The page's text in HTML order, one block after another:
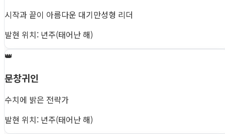
시작과 끝이 아름다운 대기만성형 리더
발현 위치: 년주(태어난 해)
👑
문창귀인
수치에 밝은 전략가
발현 위치: 년주(태어난 해)